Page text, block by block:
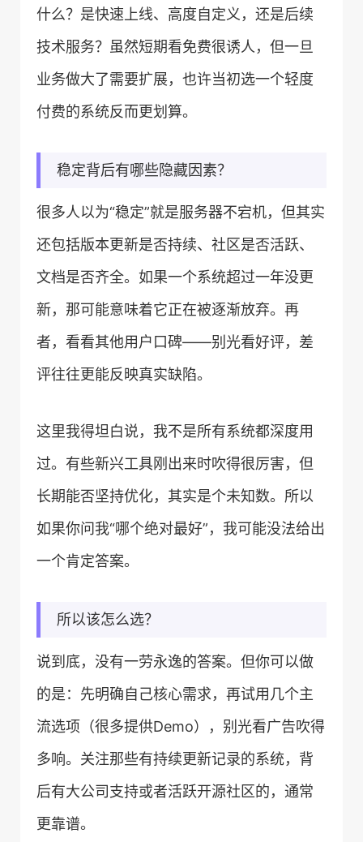
什么？是快速上线、高度自定义，还是后续
技术服务？虽然短期看免费很诱人，但一旦
业务做大了需要扩展，也许当初选一个轻度
付费的系统反而更划算。
稳定背后有哪些隐藏因素？
很多人以为“稳定”就是服务器不宕机，但其实
还包括版本更新是否持续、社区是否活跃、
文档是否齐全。如果一个系统超过一年没更
新，那可能意味着它正在被逐渐放弃。再
者，看看其他用户口碑——别光看好评，差
评往往更能反映真实缺陷。
这里我得坦白说，我不是所有系统都深度用
过。有些新兴工具刚出来时吹得很厉害，但
长期能否坚持优化，其实是个未知数。所以
如果你问我“哪个绝对最好”，我可能没法给出
一个肯定答案。
所以该怎么选？
说到底，没有一劳永逸的答案。但你可以做
的是：先明确自己核心需求，再试用几个主
流选项（很多提供Demo），别光看广告吹得
多响。关注那些有持续更新记录的系统，背
后有大公司支持或者活跃开源社区的，通常
更靠谱。